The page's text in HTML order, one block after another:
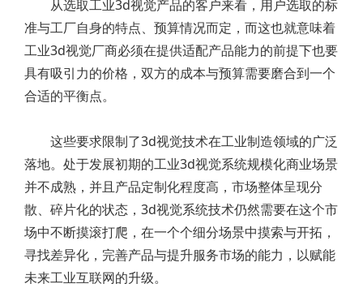
从选取工业3d视觉产品的客户来看，用户选取的标
准与工厂自身的特点、预算情况而定，而这也就意味着
工业3d视觉厂商必须在提供适配产品能力的前提下也要
具有吸引力的价格，双方的成本与预算需要磨合到一个
合适的平衡点。
这些要求限制了3d视觉技术在工业制造领域的广泛
落地。处于发展初期的工业3d视觉系统规模化商业场景
并不成熟，并且产品定制化程度高，市场整体呈现分
散、碎片化的状态，3d视觉系统技术仍然需要在这个市
场中不断摸滚打爬，在一个个细分场景中摸索与开拓，
寻找差异化，完善产品与提升服务市场的能力，以赋能
未来工业互联网的升级。